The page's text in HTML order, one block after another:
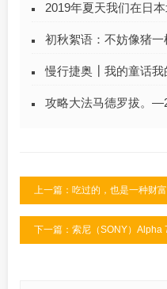
2019年夏天我们在日
初秋絮语：不妨像猪
慢行捷奥┃我的童话我
攻略大法马德罗拔。
上一篇：吃过的，也是一种财富
下一篇：索尼（SONY）Alpha